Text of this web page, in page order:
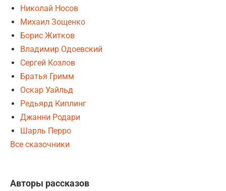
Николай Носов
Михаил Зощенко
Борис Житков
Владимир Одоевский
Сергей Козлов
Братья Гримм
Оскар Уайльд
Редьярд Киплинг
Джанни Родари
Шарль Перро
Все сказочники
Авторы рассказов